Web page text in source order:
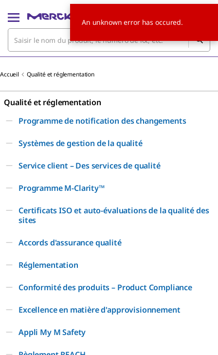
Accueil Qualité et réglementation
Qualité et réglementation
Programme de notification des changements
Systèmes de gestion de la qualité
Service client – Des services de qualité
Programme M-Clarity™
Certificats ISO et auto-évaluations de la qualité des
sites
Accords d'assurance qualité
Réglementation
Conformité des produits – Product Compliance
Excellence en matière d'approvisionnement
Appli My M Safety
An unknown error has occured.